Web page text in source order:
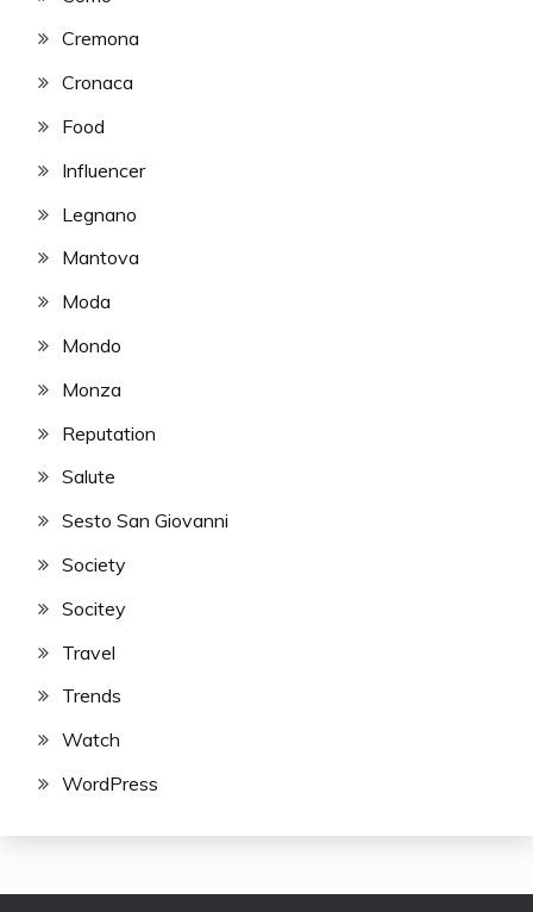
Cremona
Cronaca
Food
Influencer
Legnano
Mantova
Moda
Mondo
Monza
Reputation
Salute
Sesto San Giovanni
Society
Socitey
Travel
Trends
Watch
WordPress